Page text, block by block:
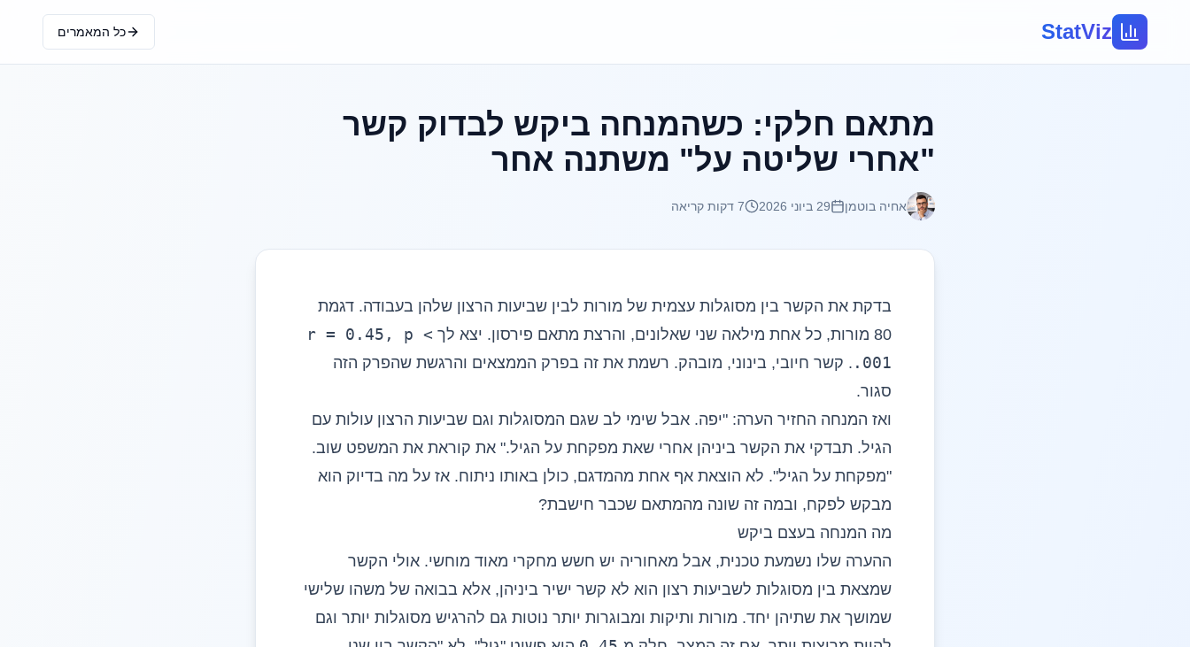
StatViz כל המאמרים
מתאם חלקי: כשהמנחה ביקש לבדוק קשר
"אחרי שליטה על" משתנה אחר
אחיה בוטמן 29 ביוני 2026 7 דקות קריאה
בדקת את הקשר בין מסוגלות עצמית של מורות לבין שביעות הרצון שלהן בעבודה. דגמת
80 מורות, כל אחת מילאה שני שאלונים, והרצת מתאם פירסון. יצא לך
r = 0.45, p <
.001 . קשר חיובי, בינוני, מובהק. רשמת את זה בפרק הממצאים והרגשת שהפרק הזה
סגור.
ואז המנחה החזיר הערה: "יפה. אבל שימי לב שגם המסוגלות וגם שביעות הרצון עולות עם
הגיל. תבדקי את הקשר ביניהן אחרי שאת מפקחת על הגיל." את קוראת את המשפט שוב.
"מפקחת על הגיל". לא הוצאת אף אחת מהמדגם, כולן באותו ניתוח. אז על מה בדיוק הוא
מבקש לפקח, ובמה זה שונה מהמתאם שכבר חישבת?
מה המנחה בעצם ביקש
ההערה שלו נשמעת טכנית, אבל מאחוריה יש חשש מחקרי מאוד מוחשי. אולי הקשר
שמצאת בין מסוגלות לשביעות רצון הוא לא קשר ישיר ביניהן, אלא בבואה של משהו שלישי
שמושך את שתיהן יחד. מורות ותיקות ומבוגרות יותר נוטות גם להרגיש מסוגלות יותר וגם